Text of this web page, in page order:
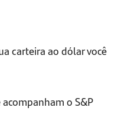
carteira ao dólar você
o S&P